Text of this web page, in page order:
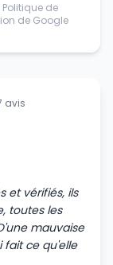
Politique de
de Google
avis
et vérifiés, ils
toutes les
mauvaise
fait ce qu'elle